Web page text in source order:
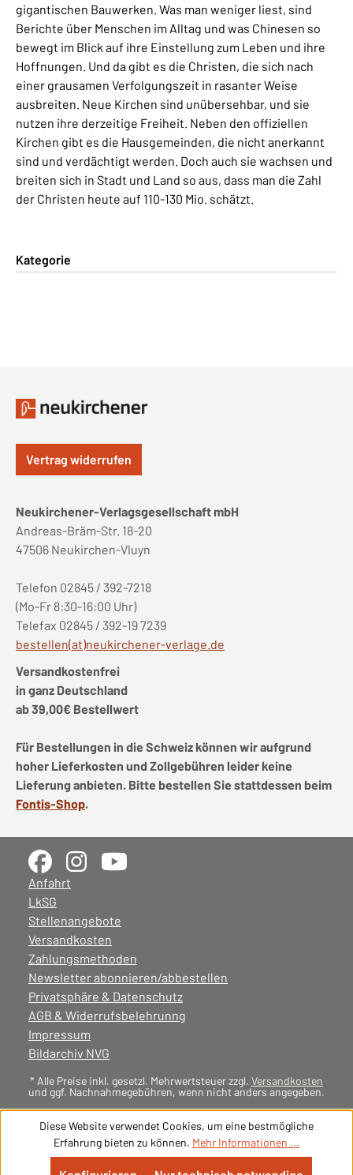
gigantischen Bauwerken. Was man weniger liest, sind
Berichte über Menschen im Alltag und was Chinesen so
bewegt im Blick auf ihre Einstellung zum Leben und ihre
Hoffnungen. Und da gibt es die Christen, die sich nach
einer grausamen Verfolgungszeit in rasanter Weise
ausbreiten. Neue Kirchen sind unübersehbar, und sie
nutzen ihre derzeitige Freiheit. Neben den offiziellen
Kirchen gibt es die Hausgemeinden, die nicht anerkannt
sind und verdächtigt werden. Doch auch sie wachsen und
breiten sich in Stadt und Land so aus, dass man die Zahl
der Christen heute auf 110-130 Mio. schätzt.
Kategorie
Vertrag widerrufen
Neukirchener-Verlagsgesellschaft mbH
Andreas-Bräm-Str. 18-20
47506 Neukirchen-Vluyn
Telefon 02845 / 392-7218
(Mo-Fr 8:30-16:00 Uhr)
Telefax 02845 / 392-19 7239
bestellen(at)neukirchener-verlage.de
Versandkostenfrei
in ganz Deutschland
ab 39,00€ Bestellwert
Für Bestellungen in die Schweiz können wir aufgrund
hoher Lieferkosten und Zollgebühren leider keine
Lieferung anbieten. Bitte bestellen Sie stattdessen beim
Fontis-Shop.
Anfahrt
LkSG
Stellenangebote
Versandkosten
Zahlungsmethoden
Newsletter abonnieren/abbestellen
Privatsphäre & Datenschutz
AGB & Widerrufsbelehrunng
Impressum
Bildarchiv NVG
* Alle Preise inkl. gesetzl. Mehrwertsteuer zzgl. Versandkosten
und ggf. Nachnahmegebühren, wenn nicht anders angegeben.
Diese Website verwendet Cookies, um eine bestmögliche
Erfahrung bieten zu können. Mehr Informationen ...